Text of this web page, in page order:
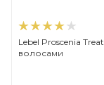
Lebel Proscenia
волосами